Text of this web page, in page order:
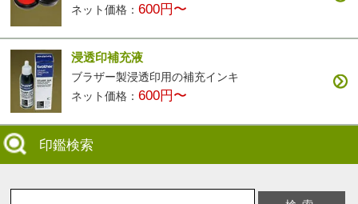
ネット価格：600円〜
浸透印補充液
ブラザー製浸透印用の補充インキ
ネット価格：600円〜
印鑑検索